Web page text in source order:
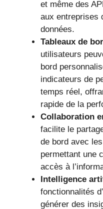
et même des
aux entreprises
données.
Tableaux de
utilisateurs
bord
indicateurs de
temps réel,
rapide de la
Collaboration
facilite le
de bord avec
permettant une
accès à
Intelligence
fonctionnalités
générer des